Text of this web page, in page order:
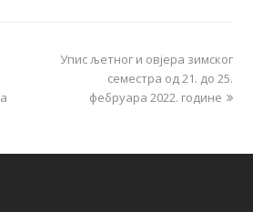
Упис љетног и овјера зимског
семестра од 21. до 25.
фебруара 2022. године